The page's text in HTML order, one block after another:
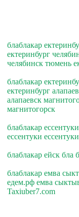
блаблакар
ектеринбург
челябинск тюмень
блаблакар
ектеринбург
алапаевск
магнитогорск
блаблакар
ессентуки ессентуки
блаблакар ейск бла
блаблакар емва
едем.рф емва
Taxiuber7.com